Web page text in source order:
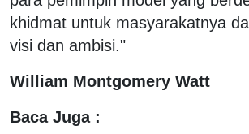
khidmat untuk masyarakatnya
visi dan ambisi."
William Montgomery Watt
Baca Juga :